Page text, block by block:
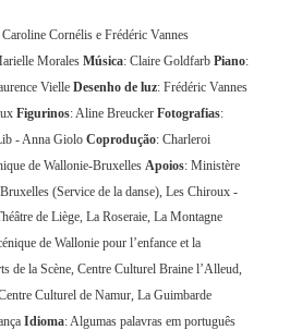
Caroline Cornélis e Frédéric Vannes
MoralesMúsica: Claire GoldfarbPiano:
VielleDesenho de luz: Frédéric Vannes
Figurinos: Aline BreuckerFotografias:
- Anna GioloCoprodução: Charleroi
de Wallonie-Bruxelles Apoios: Ministère
(Service de la danse), Les Chiroux -
de Liège, La Roseraie, La Montagne
de Wallonie pour l’enfance et la
de la Scène, Centre Culturel Braine l’Alleud,
Culturel de Namur, La Guimbarde
Idioma: Algumas palavras em português